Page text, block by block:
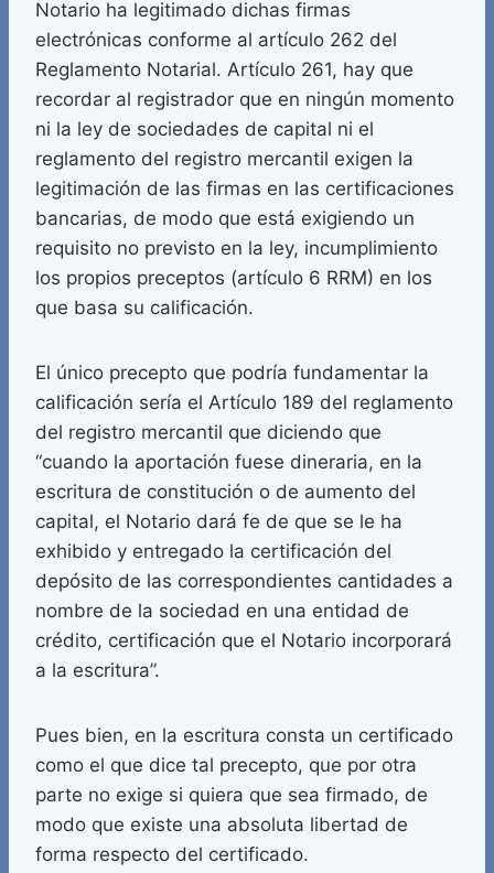
Notario ha legitimado dichas firmas
electrónicas conforme al artículo 262 del
Reglamento Notarial. Artículo 261, hay que
recordar al registrador que en ningún momento
ni la ley de sociedades de capital ni el
reglamento del registro mercantil exigen la
legitimación de las firmas en las certificaciones
bancarias, de modo que está exigiendo un
requisito no previsto en la ley, incumplimiento
los propios preceptos (artículo 6 RRM) en los
que basa su calificación.
El único precepto que podría fundamentar la
calificación sería el Artículo 189 del reglamento
del registro mercantil que diciendo que
“cuando la aportación fuese dineraria, en la
escritura de constitución o de aumento del
capital, el Notario dará fe de que se le ha
exhibido y entregado la certificación del
depósito de las correspondientes cantidades a
nombre de la sociedad en una entidad de
crédito, certificación que el Notario incorporará
a la escritura”.
Pues bien, en la escritura consta un certificado
como el que dice tal precepto, que por otra
parte no exige si quiera que sea firmado, de
modo que existe una absoluta libertad de
forma respecto del certificado.